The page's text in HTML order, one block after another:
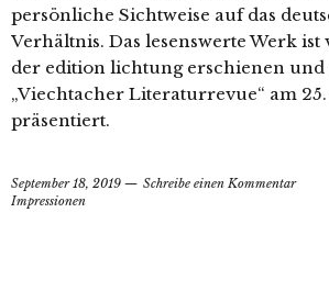
persönliche Sichtweise auf das
Verhältnis. Das lesenswerte Werk
der edition lichtung erschienen
„Viechtacher Literaturrevue“ am
präsentiert.
September 18, 2019
Schreibe einen Kommentar
Impressionen